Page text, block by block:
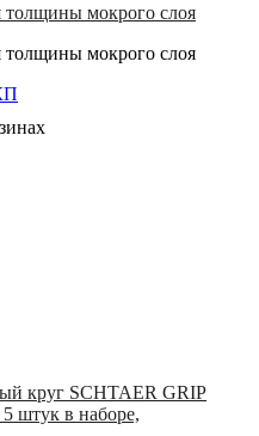
толщины мокрого слоя
толщины мокрого слоя
круг SCHTAER GRIP
штук в наборе,